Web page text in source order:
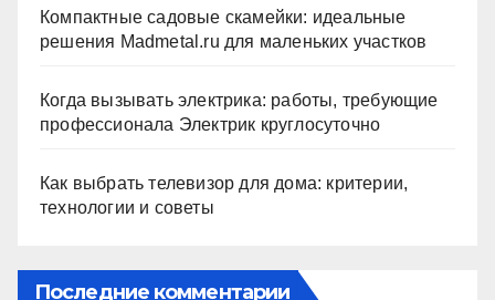
Компактные садовые скамейки: идеальные
решения Madmetal.ru для маленьких участков
Когда вызывать электрика: работы, требующие
профессионала Электрик круглосуточно
Как выбрать телевизор для дома: критерии,
технологии и советы
Последние комментарии